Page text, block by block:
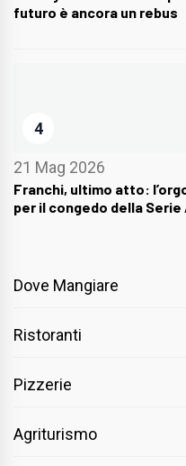
futuro è ancora un rebus
4
21 Mag 2026
Franchi, ultimo atto:
per il congedo della Serie
Dove Mangiare
Ristoranti
Pizzerie
Agriturismo